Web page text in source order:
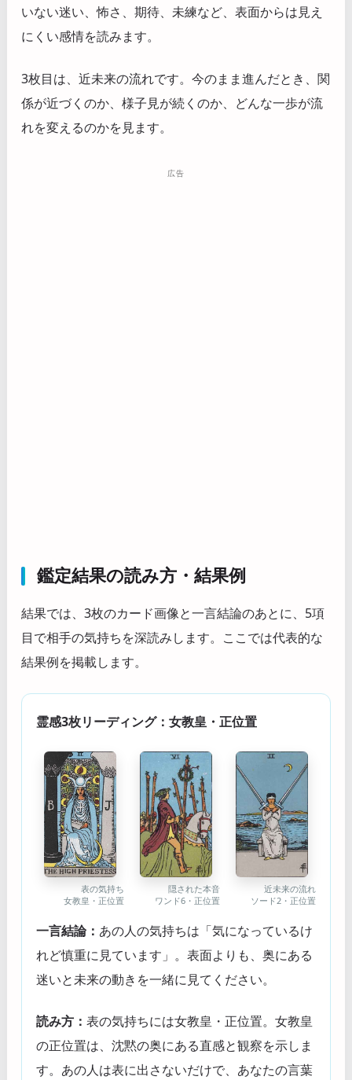
いない迷い、怖さ、期待、未練など、表面からは見え
にくい感情を読みます。
3枚目は、近未来の流れです。今のまま進んだとき、関
係が近づくのか、様子見が続くのか、どんな一歩が流
れを変えるのかを見ます。
広告
鑑定結果の読み方・結果例
結果では、3枚のカード画像と一言結論のあとに、5項
目で相手の気持ちを深読みします。ここでは代表的な
結果例を掲載します。
霊感3枚リーディング：女教皇・正位置
表の気持ち
女教皇・正位置
隠された本音
ワンド6・正位置
近未来の流れ
ソード2・正位置
一言結論： あの人の気持ちは「気になっているけ
れど慎重に見ています」。表面よりも、奥にある
迷いと未来の動きを一緒に見てください。
読み方： 表の気持ちには女教皇・正位置。女教皇
の正位置は、沈黙の奥にある直感と観察を示しま
す。あの人は表に出さないだけで、あなたの言葉